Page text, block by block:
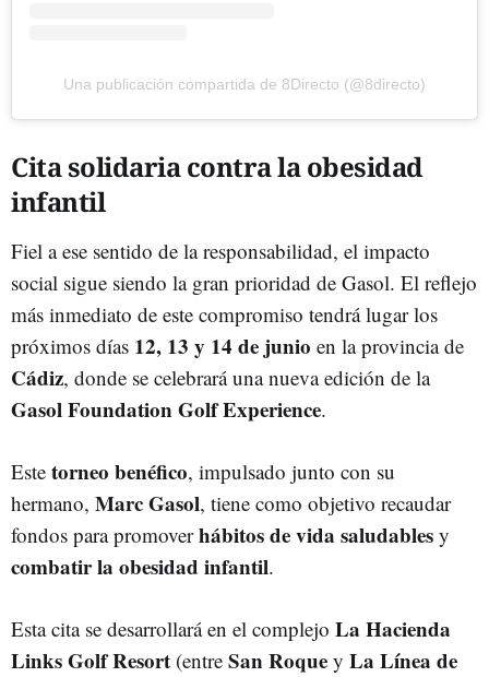
Una publicación compartida de 8Directo (@8directo)
Cita solidaria contra la obesidad
infantil
Fiel a ese sentido de la responsabilidad, el impacto
social sigue siendo la gran prioridad de Gasol. El reflejo
más inmediato de este compromiso tendrá lugar los
próximos días 12, 13 y 14 de junio en la provincia de
Cádiz, donde se celebrará una nueva edición de la
Gasol Foundation Golf Experience.
Este torneo benéfico, impulsado junto con su
hermano, Marc Gasol, tiene como objetivo recaudar
fondos para promoverhábitos de vida saludables y
combatir la obesidad infantil.
Esta cita se desarrollará en el complejo La Hacienda
Links Golf Resort (entre San Roque y La Línea de